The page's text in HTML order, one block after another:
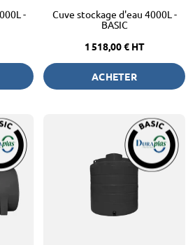
-
Cuve stockage d'eau 4000L -
BASIC
1 518,00 € HT
ACHETER